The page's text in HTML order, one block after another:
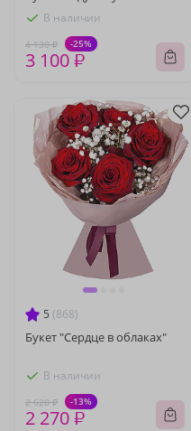
В наличии
4 130 ₽ -25%
3 100 ₽
5 (868)
Букет "Сердце в облаках"
В наличии
2 620 ₽ -13%
2 270 ₽